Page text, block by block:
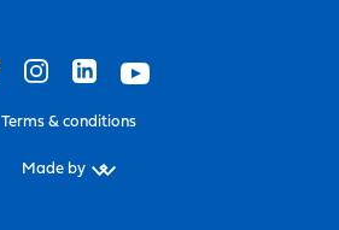
Terms & conditions
Made by